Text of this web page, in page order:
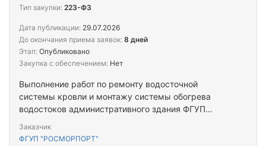
Выполнение работ по ремонту водосточной
системы кровли и монтажу системы обогрева
водостоков административного здания ФГУП
Заказчик
ФГУП "РОСМОРПОРТ"
Тип закупки: 223-ФЗ
Дата публикации: 29.07.2026
До окончания приема заявок: 8 дней
Этап: Опубликовано
Закупка с обеспечением: Нет